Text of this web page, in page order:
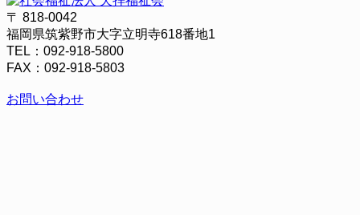
〒 818-0042
福岡県筑紫野市大字立明寺618番地1
TEL：092-918-5800
FAX：092-918-5803
お問い合わせ